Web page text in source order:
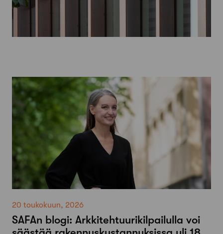
20 toukokuun, 2026
SAFAn blogi: Arkkitehtuurikilpailulla voi